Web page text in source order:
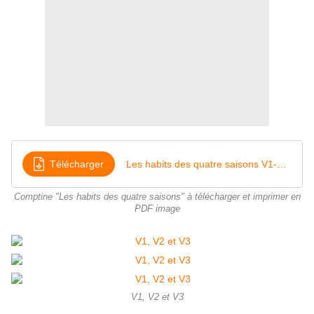
Télécharger
Comptine "Les habits des quatre saisons" à télécharger et imprimer en
PDF image
V1, V2 et V3